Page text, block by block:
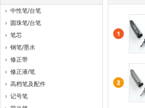
中性笔/台笔
圆珠笔/台笔
笔芯
钢笔/墨水
修正带
修正液/笔
高档笔及配件
记号笔